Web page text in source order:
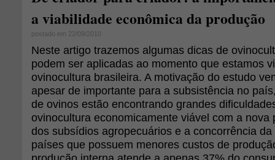
a viabilidade econômica da produção
postado em 22/09/2010
Neste artigo trazemos algumas dicas de
podem ser aplicadas ao momento que estamos
ovinocultura brasileira. A motivação do estudo
apesar de importante para a subsistência no
de ovinos estão encontrando grandes
ovinocultura economicamente viável com a nova
dos subsídios agropecuários e a concorrência
países que possuem menores custos de